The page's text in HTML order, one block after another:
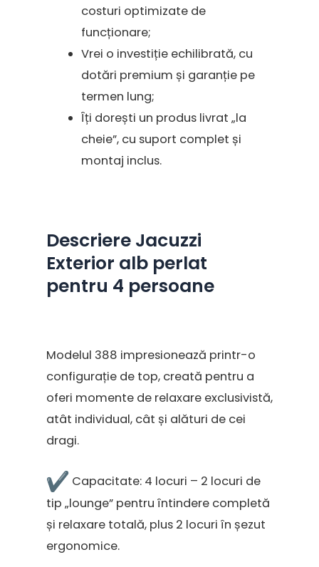
costuri optimizate de
funcționare;
Vrei o investiție echilibrată, cu
dotări premium și garanție pe
termen lung;
Îți dorești un produs livrat „la
cheie”, cu suport complet și
montaj inclus.
Descriere Jacuzzi
Exterior alb perlat
pentru 4 persoane
Modelul 388 impresionează printr-o
configurație de top, creată pentru a
oferi momente de relaxare exclusivistă,
atât individual, cât și alături de cei
dragi.
Capacitate: 4 locuri – 2 locuri de
tip „lounge” pentru întindere completă
și relaxare totală, plus 2 locuri în șezut
ergonomice.